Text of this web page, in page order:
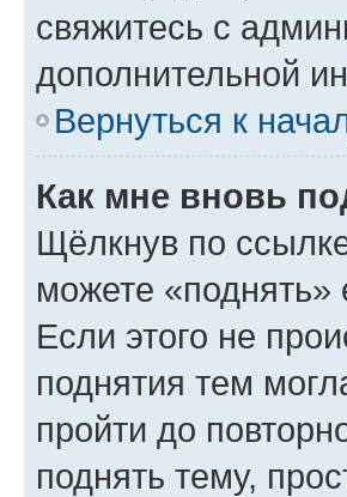
свяжитесь с
дополнительной
Вернуться к
Как мне вновь
Щёлкнув по
можете
Если этого не
поднятия тем
пройти до
поднять тему,